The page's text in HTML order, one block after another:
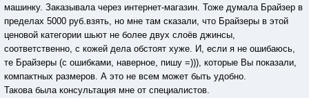
машинку. Заказывала через интернет-магазин. Тоже думала Брайзер в
пределах 5000 руб.взять, но мне там сказали, что Брайзеры в этой
ценовой категории шьют не более двух слоёв джинсы,
соответственно, с кожей дела обстоят хуже. И, если я не ошибаюсь,
те Брайзеры (с ошибками, наверное, пишу =))), которые Вы показали,
компактных размеров. А это не всем может быть удобно.
Такова была консультация мне от специалистов.